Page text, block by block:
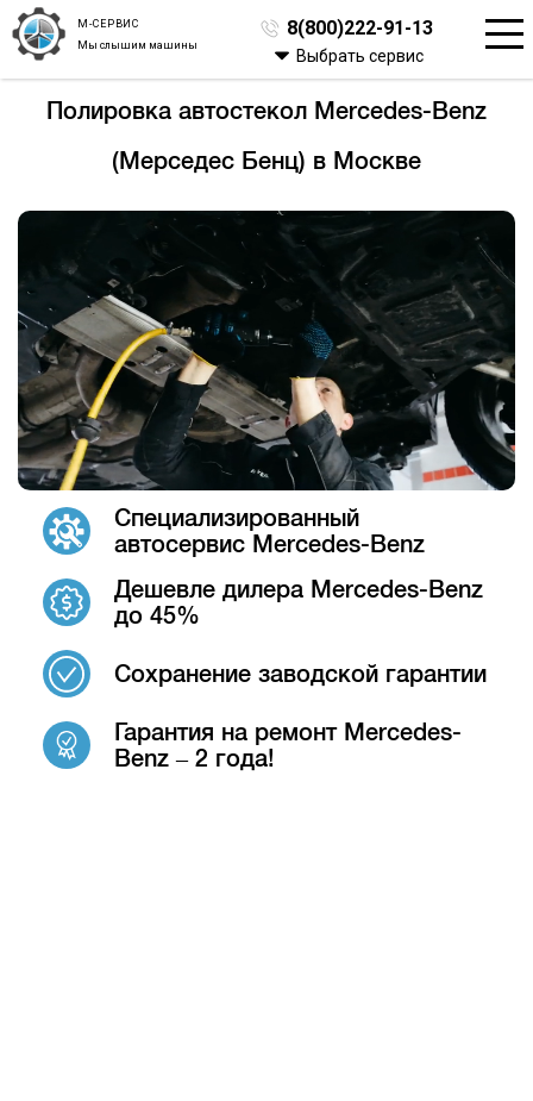
М-СЕРВИС
Мы слышим машины
8(800)222-91-13
Выбрать сервис
Полировка автостекол Mercedes-Benz
(Мерседес Бенц) в Москве
Специализированный
автосервис Mercedes-Benz
Дешевле дилера Mercedes-Benz
до 45%
Сохранение заводской гарантии
Гарантия на ремонт Mercedes-
Benz – 2 года!